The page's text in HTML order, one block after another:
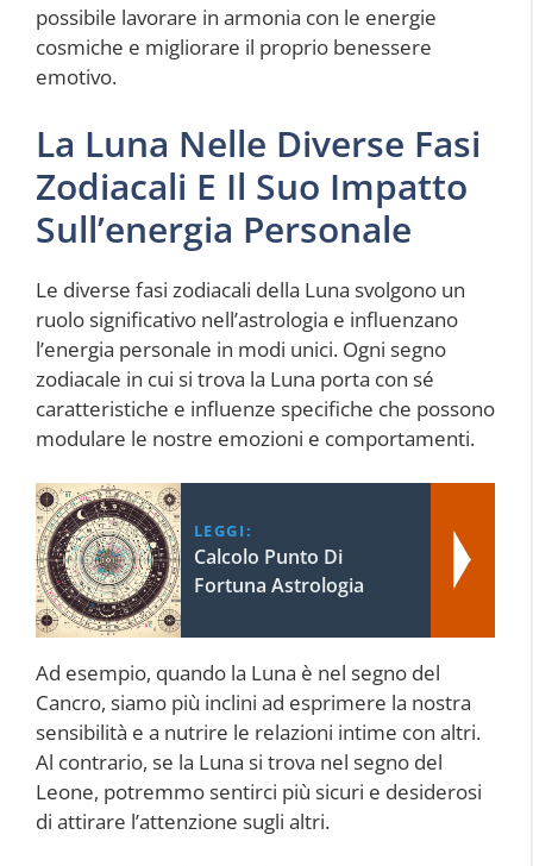
possibile lavorare in armonia con le energie
cosmiche e migliorare il proprio benessere
emotivo.
La Luna Nelle Diverse Fasi
Zodiacali E Il Suo Impatto
Sull’energia Personale
Le diverse fasi zodiacali della Luna svolgono un
ruolo significativo nell’astrologia e influenzano
l’energia personale in modi unici. Ogni segno
zodiacale in cui si trova la Luna porta con sé
caratteristiche e influenze specifiche che possono
modulare le nostre emozioni e comportamenti.
LEGGI:
Calcolo Punto Di
Fortuna Astrologia
Ad esempio, quando la Luna è nel segno del
Cancro, siamo più inclini ad esprimere la nostra
sensibilità e a nutrire le relazioni intime con altri.
Al contrario, se la Luna si trova nel segno del
Leone, potremmo sentirci più sicuri e desiderosi
di attirare l’attenzione sugli altri.